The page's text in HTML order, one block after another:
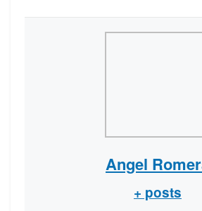
Angel
+ posts